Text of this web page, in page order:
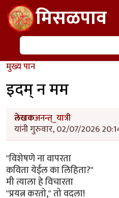
Skip to main contentमिसळपाव
शोध
मुख्य पान
इदम् न मम
लेखकअनन्त्_यात्री
यांनी गुरुवार, 02/07/2026
"विशेषणे ना वापरता
कविता येईल का लिहिता?"
मी त्याला हे विचारता
"प्रयत्न करतो," तो वदला!